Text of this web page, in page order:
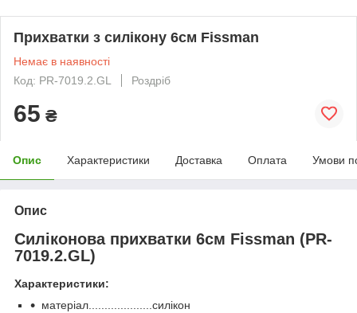
Прихватки з силікону 6см Fissman
Немає в наявності
Код: PR-7019.2.GL
Роздріб
65 ₴
Опис Характеристики Доставка Оплата Умови
Опис
Силіконова прихватки 6см Fissman (PR-
7019.2.GL)
Характеристики:
матеріал....................силікон